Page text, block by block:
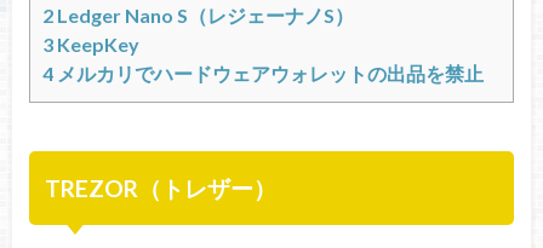
2Ledger Nano S（レジェーナノS）
3KeepKey
4メルカリでハードウェアウォレットの出品を禁止
TREZOR（トレザー）